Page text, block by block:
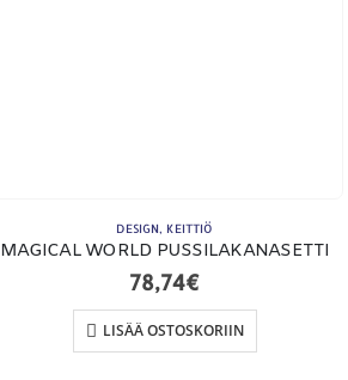
DESIGN, KEITTIÖ
MAGICAL WORLD PUSSILAKANASETTI
78,74€
LISÄÄ OSTOSKORIIN